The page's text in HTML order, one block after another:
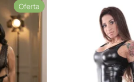
OfertaProducto
en